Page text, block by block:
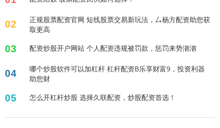
02
正规股票配资官网 短线股票交易新玩法，厶杨方配资助您获
取更高
03 配资炒股开户网站 个人配资违规被罚款，惩罚来势汹汹
04
哪个炒股软件可以加杠杆 杠杆配资B乐享财富9，投资利器
助您财
05 怎么开杠杆炒股 选择久联配资，炒股配资首选！